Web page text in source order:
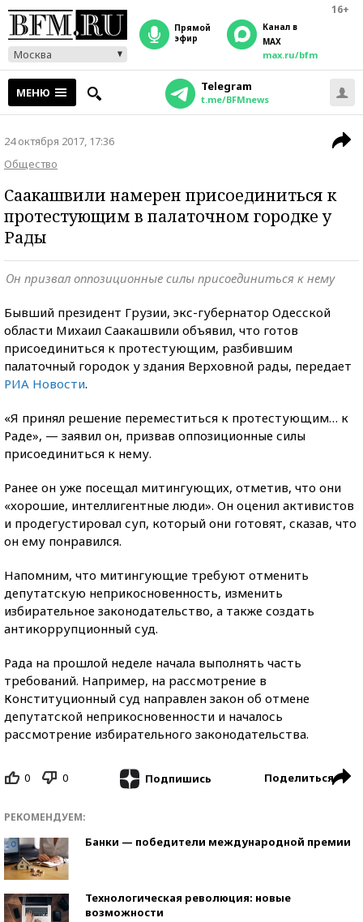
16+
Москва
прямой
эфир
Канал в
MAX
max.ru/bfm
МЕНЮ Telegram
t.me/BFMnews
24 октября 2017, 17:36
Общество
Саакашвили намерен присоединиться к
протестующим в палаточном городке у
Рады
Он призвал оппозиционные силы присоединиться к нему
Бывший президент Грузии, экс-губернатор Одесской
области Михаил Саакашвили объявил, что готов
присоединиться к протестующим, разбившим
палаточный городок у здания Верховной рады, передает
РИА Новости.
«Я принял решение переместиться к протестующим… к
Раде», — заявил он, призвав оппозиционные силы
присоединиться к нему.
Ранее он уже посещал митингующих, отметив, что они
«хорошие, интеллигентные люди». Он оценил активистов
и продегустировал суп, который они готовят, сказав, что
он ему понравился.
Напомним, что митингующие требуют отменить
депутатскую неприкосновенность, изменить
избирательное законодательство, а также создать
антикоррупционный суд.
Рада на прошлой неделе начала выполнять часть
требований. Например, на рассмотрение в
Конституционный суд направлен закон об отмене
депутатской неприкосновенности и началось
рассмотрение избирательного законодательства.
0 0 Подпишись Поделиться
РЕКОМЕНДУЕМ:
Банки — победители международной премии
Технологическая революция: новые
возможности